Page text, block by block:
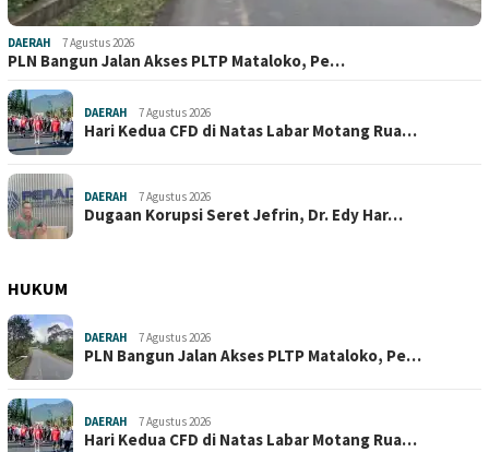
DAERAH 7 Agustus 2026
PLN Bangun Jalan Akses PLTP Mataloko, Pe…
DAERAH 7 Agustus 2026
Hari Kedua CFD di Natas Labar Motang Rua…
DAERAH 7 Agustus 2026
Dugaan Korupsi Seret Jefrin, Dr. Edy Har…
HUKUM
DAERAH 7 Agustus 2026
PLN Bangun Jalan Akses PLTP Mataloko, Pe…
DAERAH 7 Agustus 2026
Hari Kedua CFD di Natas Labar Motang Rua…